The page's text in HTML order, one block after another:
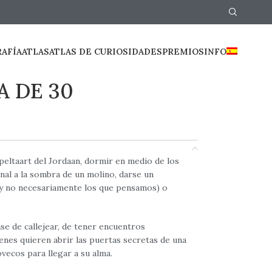
ATLASATLAS DE CURIOSIDADESPREMIOSINFO
DE 30
del Jordaan, dormir en medio de los
a la sombra de un molino, darse un
necesariamente los que pensamos) o
de callejear, de tener encuentros
quieren abrir las puertas secretas de una
para llegar a su alma.